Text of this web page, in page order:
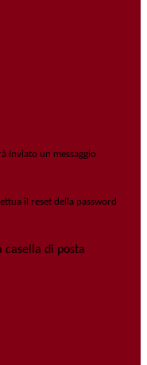
inviato un messaggio
il reset della password
di posta